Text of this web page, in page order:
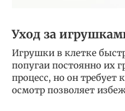
Уход за
Игрушки в клетке
попугаи постоянно их
процесс, но он требует
осмотр позволяет